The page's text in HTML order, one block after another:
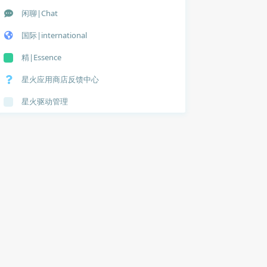
闲聊|Chat
国际|international
精|Essence
星火应用商店反馈中心
星火驱动管理